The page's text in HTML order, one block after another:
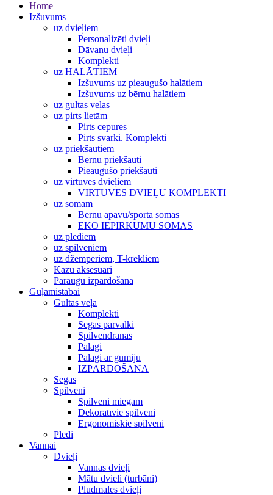
Home
Izšuvums
uz dvieļiem
Personalizēti dvieļi
Dāvanu dvieļi
Komplekti
uz HALĀTIEM
Izšuvums uz pieaugušo halātiem
Izšuvums uz bērnu halātiem
uz gultas veļas
uz pirts lietām
Pirts cepures
Pirts svārki. Komplekti
uz priekšautiem
Bērnu priekšauti
Pieaugušo priekšauti
uz virtuves dvieļiem
VIRTUVES DVIEĻU KOMPLEKTI
uz somām
Bērnu apavu/sporta somas
EKO IEPIRKUMU SOMAS
uz plediem
uz spilveniem
uz džemperiem, T-krekliem
Kāzu aksesuāri
Paraugu izpārdošana
Guļamistabai
Gultas veļa
Komplekti
Segas pārvalki
Spilvendrānas
Palagi
Palagi ar gumiju
IZPĀRDOŠANA
Segas
Spilveni
Spilveni miegam
Dekoratīvie spilveni
Ergonomiskie spilveni
Pledi
Vannai
Dvieļi
Vannas dvieļi
Mātu dvieli (turbāni)
Pludmales dvieļi